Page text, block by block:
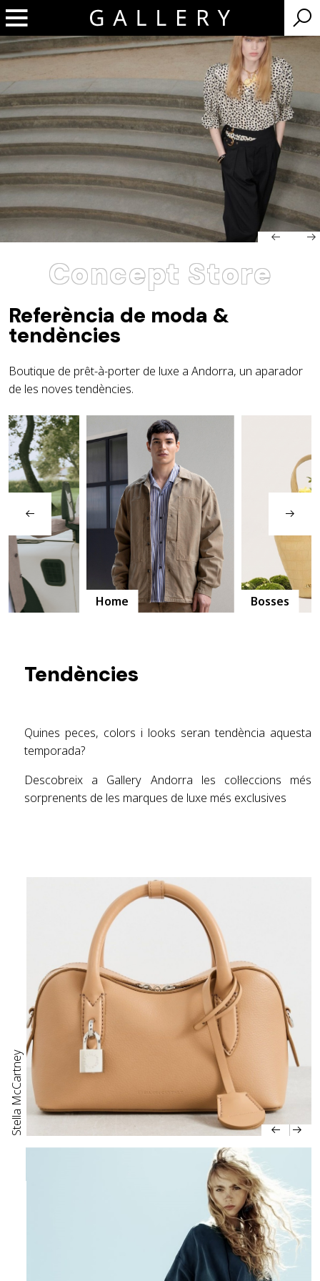
Concept Store
Referència de moda &
tendències
Boutique de prêt-à-porter de luxe a Andorra, un aparador
de les noves tendències.
Home Bosses
Tendències
Quines peces, colors i looks seran tendència aquesta
temporada?
Descobreix a Gallery Andorra les col·leccions més
sorprenents de les marques de luxe més exclusives
Stella McCartney